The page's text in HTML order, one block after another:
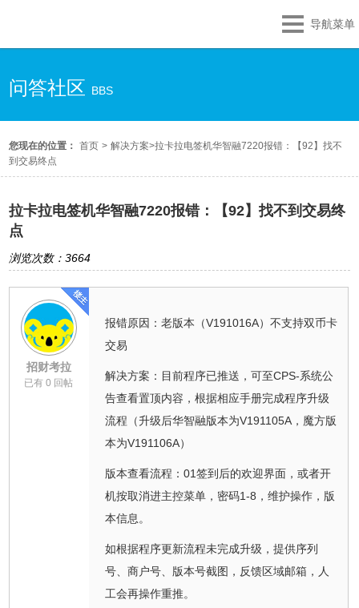
导航菜单
问答社区 BBS
您现在的位置： 首页 > 解决方案>拉卡拉电签机华智融7220报错：【92】找不
到交易终点
拉卡拉电签机华智融7220报错：【92】找不到交易终
点
浏览次数：3664
招财考拉
已有 0 回帖
报错原因：老版本（V191016A）不支持双币卡
交易
解决方案：目前程序已推送，可至CPS-系统公
告查看置顶内容，根据相应手册完成程序升级
流程（升级后华智融版本为V191105A，魔方版
本为V191106A）
版本查看流程：01签到后的欢迎界面，或者开
机按取消进主控菜单，密码1-8，维护操作，版
本信息。
如根据程序更新流程未完成升级，提供序列
号、商户号、版本号截图，反馈区域邮箱，人
工会再操作重推。